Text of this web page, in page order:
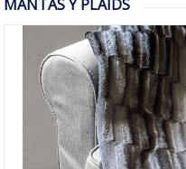
MANTAS Y PLAIDS